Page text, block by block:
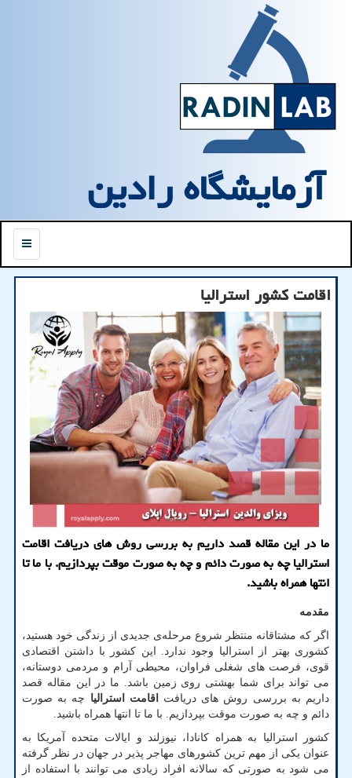
آزمایشگاه رادین
منو
اقامت کشور استرالیا
ما در این مقاله قصد داریم به بررسی روش های دریافت اقامت
استرالیا چه به صورت دائم و چه به صورت موقت بپردازیم. با ما تا
انتها همراه باشید.
مقدمه
اگر که مشتاقانه منتظر شروع مرحله‌ی جدیدی از زندگی خود هستید،
کشوری بهتر از استرالیا وجود ندارد. این کشور با داشتن اقتصادی
قوی، فرصت های شغلی فراوان، محیطی آرام و مردمی دوستانه،
می تواند برای شما بهشتی روی زمین باشد. ما در این مقاله قصد
داریم به بررسی روش های دریافت
اقامت استرالیا چه به صورت
دائم و چه به صورت موقت بپردازیم. با ما تا انتها همراه باشید.
کشور استرالیا به همراه کانادا، نیوزلند و ایالات متحده آمریکا به
عنوان یکی از مهم ترین کشورهای مهاجر پذیر در جهان در نظر گرفته
می شود به صورتی که سالانه افراد زیادی می توانند با استفاده از